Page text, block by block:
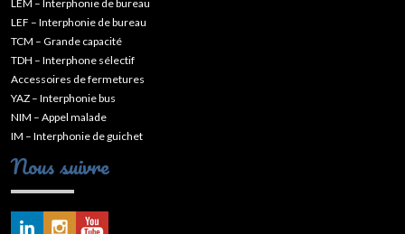
LEM – Interphonie de bureau
LEF – Interphonie de bureau
TCM – Grande capacité
TDH – Interphone sélectif
Accessoires de fermetures
YAZ – Interphonie bus
NIM – Appel malade
IM – Interphonie de guichet
Nous suivre